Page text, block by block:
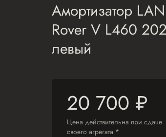
Амортизатор
Rover V L460
левый
20 700 ₽
Цена действительна при сдаче
своего агрегата *